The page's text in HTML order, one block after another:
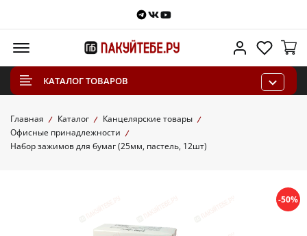
Telegram
VKontakte
Youtube
Личный
КАТАЛОГ ТОВАРОВ
Главная Каталог
Канцелярские товары
Офисные принадлежности
Набор зажимов для бумаг (25мм, пастель, 12шт)
-50%